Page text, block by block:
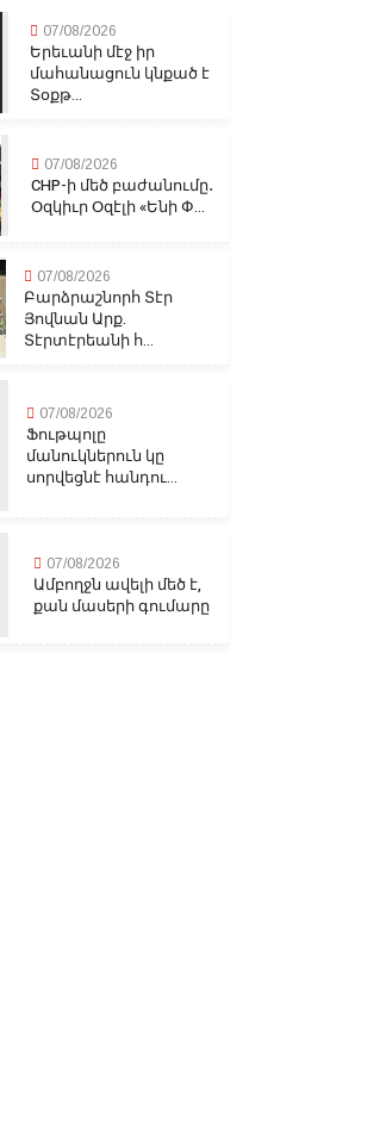
07/08/2026
Երեւանի մէջ իր
մահանացուն կնքած է
Տօքթ...
07/08/2026
CHP-ի մեծ բաժանումը․
Օզկիւր Օզէլի «Ենի Փ...
07/08/2026
Բարձրաշնորհ Տէր
Յովնան Արք.
Տէրտէրեանի հ...
07/08/2026
Ֆութպոլը
մանուկներուն կը
սորվեցնէ հանդու...
07/08/2026
Ամբողջն ավելի մեծ է,
քան մասերի գումարը